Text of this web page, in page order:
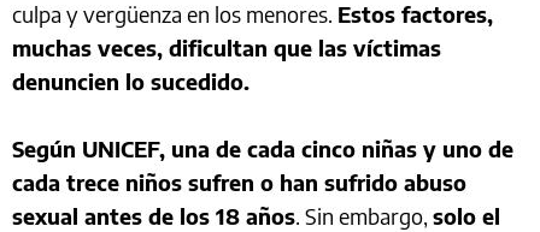
culpa y vergüenza en los menores. Estos factores,
muchas veces, dificultan que las víctimas
denuncien lo sucedido.
Según UNICEF, una de cada cinco niñas y uno de
cada trece niños sufren o han sufrido abuso
sexual antes de los 18 años. Sin embargo, solo el